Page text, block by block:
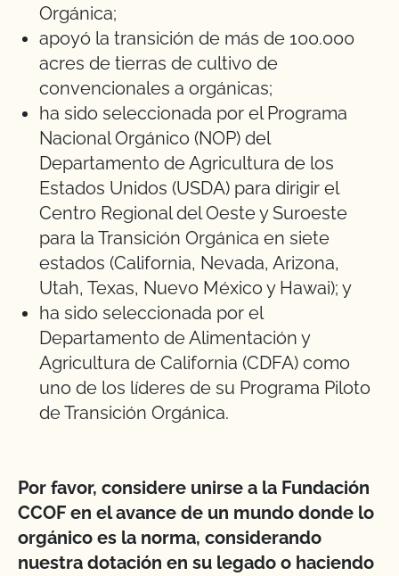
Orgánica;
apoyó la transición de más de 100.000
acres de tierras de cultivo de
convencionales a orgánicas;
ha sido seleccionada por el Programa
Nacional Orgánico (NOP) del
Departamento de Agricultura de los
Estados Unidos (USDA) para dirigir el
Centro Regional del Oeste y Suroeste
para la Transición Orgánica en siete
estados (California, Nevada, Arizona,
Utah, Texas, Nuevo México y Hawai); y
ha sido seleccionada por el
Departamento de Alimentación y
Agricultura de California (CDFA) como
uno de los líderes de su Programa Piloto
de Transición Orgánica.
Por favor, considere unirse a la Fundación
CCOF en el avance de un mundo donde lo
orgánico es la norma, considerando
nuestra dotación en su legado o haciendo